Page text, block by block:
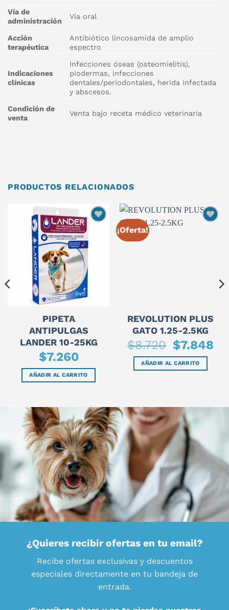
Vía de
administración
Vía oral
Acción
terapéutica
Antibiótico lincosamida de amplio
espectro
Indicaciones
clínicas
Infecciones óseas (osteomielitis),
piodermas, infecciones
dentales/periodontales, herida infectada
y abscesos.
Condición de
venta
Venta bajo receta médico veterinaria
PRODUCTOS RELACIONADOS
PIPETA
ANTIPULGAS
LANDER 10-25KG
$7.260
AÑADIR AL CARRITO
¡Oferta!
REVOLUTION PLUS
GATO 1.25-2.5KG
$8.720
El
precio
original
era:
$8.720.
$7.848El
AÑADIR AL CARRITO
¿Quieres recibir ofertas en tu email?
Recibe ofertas exclusivas y descuentos
especiales directamente en tu bandeja de
entrada.